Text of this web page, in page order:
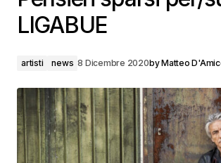
LIGABUE
artisti news 8 Dicembre 2020byMatteo